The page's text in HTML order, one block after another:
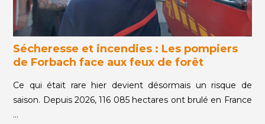
Sécheresse et incendies : Les pompiers
de Forbach face aux feux de forêt
Ce qui était rare hier devient désormais un risque de
saison. Depuis 2026, 116 085 hectares ont brulé en France
…